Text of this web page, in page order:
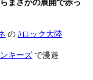
まさかの展開で赤っ
の #ロック大陸
キーズ で漫遊